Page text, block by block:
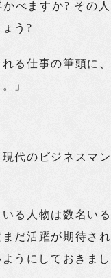
べますか? その
う?
る仕事の筆頭に
」
代のビジネスマ
る人物は数名い
だ活躍が期待さ
うにしておきまし